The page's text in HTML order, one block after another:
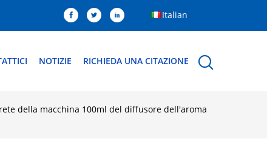
Italian
NOTIZIE RICHIEDA UNA CITAZIONE
della macchina 100ml del diffusore dell'aroma